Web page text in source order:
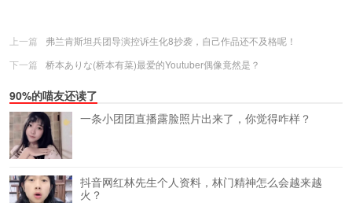
上一篇
弗兰肯斯坦兵团导演控诉生化8抄袭，自己作品还不及格呢！
下一篇
桥本ありな(桥本有菜)最爱的Youtuber偶像竟然是？
90%的喵友还读了
一条小团团直播露脸照片出来了，你觉得咋样？
抖音网红林先生个人资料，林门精神怎么会越来越
火？